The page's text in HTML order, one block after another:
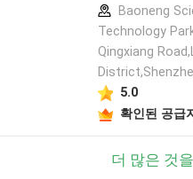
Baoneng
Technology
Qingxiang
5.0
확인된 공급
더 많은 것